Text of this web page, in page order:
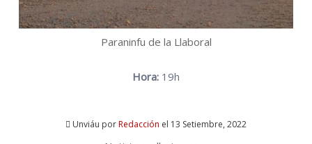
Paraninfu de la Llaboral
Hora: 19h
Unviáu porRedacción el 13 Setiembre, 2022